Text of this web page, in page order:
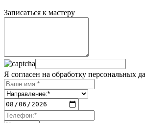
Записаться к мастеру
Я согласен на обработку персональных